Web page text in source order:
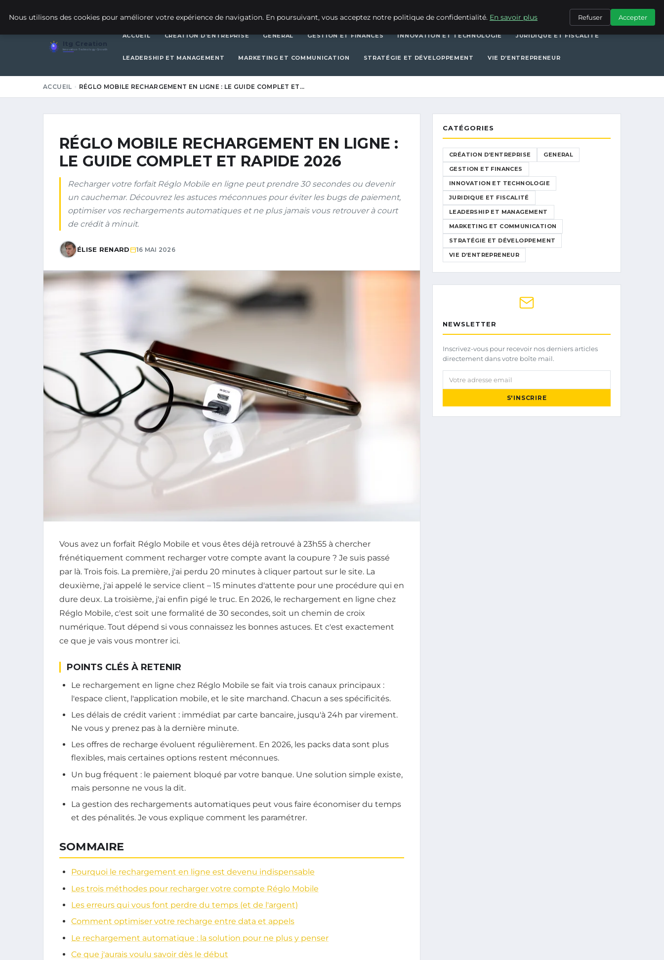
INNOVATION ET TECHNOLOGIE
Itg Creation
Innovation · Technology · Growth
ACCUEIL CRÉATION D’ENTREPRISE GENERAL GESTION ET FINANCES INNOVATION ET TECHNOLOGIE JURIDIQUE ET FISCALITÉ
LEADERSHIP ET MANAGEMENT MARKETING ET COMMUNICATION STRATÉGIE ET DÉVELOPPEMENT VIE D’ENTREPRENEUR
ACCUEIL RÉGLO MOBILE RECHARGEMENT EN LIGNE : LE GUIDE COMPLET ET…
RÉGLO MOBILE RECHARGEMENT EN LIGNE :
LE GUIDE COMPLET ET RAPIDE 2026
Recharger votre forfait Réglo Mobile en ligne peut prendre 30 secondes ou devenir
un cauchemar. Découvrez les astuces méconnues pour éviter les bugs de paiement,
optimiser vos rechargements automatiques et ne plus jamais vous retrouver à court
de crédit à minuit.
ÉLISE RENARD 16 MAI 2026
Vous avez un forfait Réglo Mobile et vous êtes déjà retrouvé à 23h55 à chercher
frénétiquement comment recharger votre compte avant la coupure ? Je suis passé
par là. Trois fois. La première, j'ai perdu 20 minutes à cliquer partout sur le site. La
deuxième, j'ai appelé le service client – 15 minutes d'attente pour une procédure qui en
dure deux. La troisième, j'ai enfin pigé le truc. En 2026, le rechargement en ligne chez
Réglo Mobile, c'est soit une formalité de 30 secondes, soit un chemin de croix
numérique. Tout dépend si vous connaissez les bonnes astuces. Et c'est exactement
ce que je vais vous montrer ici.
POINTS CLÉS À RETENIR
Le rechargement en ligne chez Réglo Mobile se fait via trois canaux principaux :
l'espace client, l'application mobile, et le site marchand. Chacun a ses spécificités.
Les délais de crédit varient : immédiat par carte bancaire, jusqu'à 24h par virement.
Ne vous y prenez pas à la dernière minute.
Les offres de recharge évoluent régulièrement. En 2026, les packs data sont plus
flexibles, mais certaines options restent méconnues.
Un bug fréquent : le paiement bloqué par votre banque. Une solution simple existe,
mais personne ne vous la dit.
La gestion des rechargements automatiques peut vous faire économiser du temps
et des pénalités. Je vous explique comment les paramétrer.
SOMMAIRE
Pourquoi le rechargement en ligne est devenu indispensable
Les trois méthodes pour recharger votre compte Réglo Mobile
Les erreurs qui vous font perdre du temps (et de l'argent)
Comment optimiser votre recharge entre data et appels
Le rechargement automatique : la solution pour ne plus y penser
Ce que j'aurais voulu savoir dès le début
CATÉGORIES
CRÉATION D’ENTREPRISE GENERAL
GESTION ET FINANCES
INNOVATION ET TECHNOLOGIE
JURIDIQUE ET FISCALITÉ
LEADERSHIP ET MANAGEMENT
MARKETING ET COMMUNICATION
STRATÉGIE ET DÉVELOPPEMENT
VIE D’ENTREPRENEUR
NEWSLETTER
Inscrivez-vous pour recevoir nos derniers articles
directement dans votre boîte mail.
Votre adresse email
S'INSCRIRE
Nous utilisons des cookies pour améliorer votre expérience de navigation. En poursuivant, vous acceptez notre politique de confidentialité. En savoir plus Refuser Accepter